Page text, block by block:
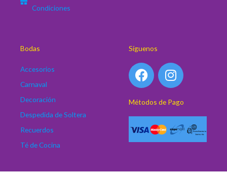
Condiciones
Bodas
Accesorios
Carnaval
Decoración
Despedida de Soltera
Recuerdos
Té de Cocina
Síguenos
F
a
e
b
o
o
I
n
t
a
g
r
m
Métodos de Pago